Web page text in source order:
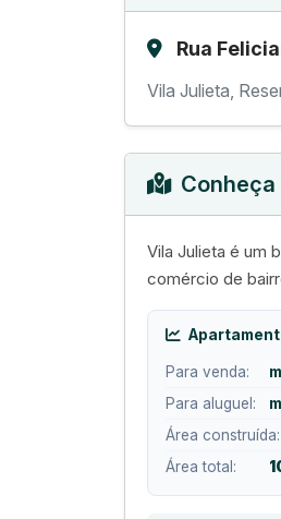
Rua
Vila Julieta,
Vila Julieta é um
comércio de
Para venda:
Para aluguel:
Área construída:
Área total: